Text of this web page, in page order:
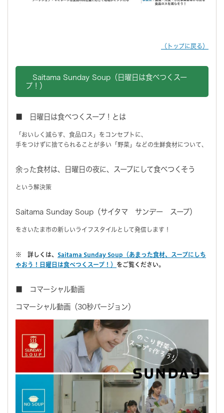
（トップに戻る）
Saitama Sunday Soup（日曜日は食べつくスー
プ！）
■ 日曜日は食べつくスープ！とは
「おいしく減らす、食品ロス」をコンセプトに、
手をつけずに捨てられることが多い「野菜」などの生鮮食材について、
余った食材は、日曜日の夜に、スープにして食べつくそう
という解決策
Saitama Sunday Soup（サイタマ サンデー スープ）
をさいたま市の新しいライフスタイルとして発信します！
※ 詳しくは、 Saitama Sunday Soup（あまった食材、スープにしち
ゃおう！日曜日は食べつくスープ！） をご覧ください。
■ コマーシャル動画
コマーシャル動画（30秒バージョン）